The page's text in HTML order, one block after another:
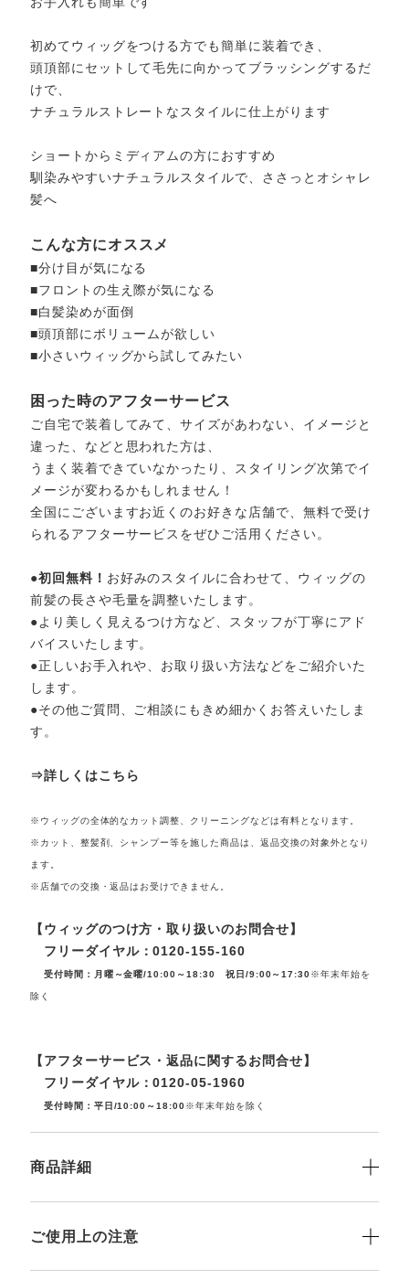
初めてウィッグをつける方でも簡単に装着でき、
頭頂部にセットして毛先に向かってブラッシングするだ
けで、
ナチュラルストレートなスタイルに仕上がります
ショートからミディアムの方におすすめ
馴染みやすいナチュラルスタイルで、ささっとオシャレ
髪へ
こんな方にオススメ
■分け目が気になる
■フロントの生え際が気になる
■白髪染めが面倒
■頭頂部にボリュームが欲しい
■小さいウィッグから試してみたい
困った時のアフターサービス
ご自宅で装着してみて、サイズがあわない、イメージと
違った、などと思われた方は、
うまく装着できていなかったり、スタイリング次第でイ
メージが変わるかもしれません！
全国にございますお近くのお好きな店舗で、無料で受け
られるアフターサービスをぜひご活用ください。
●初回無料！ お好みのスタイルに合わせて、ウィッグの
前髪の長さや毛量を調整いたします。
●より美しく見えるつけ方など、スタッフが丁寧にアド
バイスいたします。
●正しいお手入れや、お取り扱い方法などをご紹介いた
します。
●その他ご質問、ご相談にもきめ細かくお答えいたしま
す。
⇒詳しくはこちら
※ウィッグの全体的なカット調整、クリーニングなどは有料となります。
※カット、整髪剤、シャンプー等を施した商品は、返品交換の対象外となり
ます。
※店舗での交換・返品はお受けできません。
【ウィッグのつけ方・取り扱いのお問合せ】
フリーダイヤル：0120-155-160
受付時間：月曜～金曜/10:00～18:30 祝日/9:00～17:30※年末年始を
除く
【アフターサービス・返品に関するお問合せ】
フリーダイヤル：0120-05-1960
受付時間：平日/10:00～18:00※年末年始を除く
商品詳細
ご使用上の注意